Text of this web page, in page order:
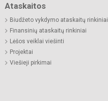
Ataskaitos
Biudžeto vykdymo ataskaitų rinkiniai
Finansinių ataskaitų rinkiniai
Lėšos veiklai viešinti
Projektai
Viešieji pirkimai